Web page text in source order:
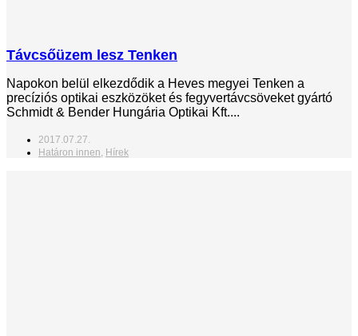
Távcsőüzem lesz Tenken
Napokon belül elkezdődik a Heves megyei Tenken a
precíziós optikai eszközöket és fegyvertávcsöveket gyártó
Schmidt & Bender Hungária Optikai Kft....
2017.07.27.
Határon innen Hírek